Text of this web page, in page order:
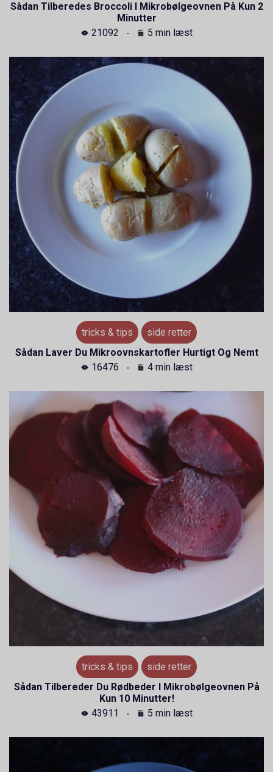
Sådan Tilberedes Broccoli I Mikrobølgeovnen På Kun 2
Minutter
21092
5 min læst
tricks & tips
side retter
Sådan Laver Du Mikroovnskartofler Hurtigt Og Nemt
16476
4 min læst
tricks & tips
side retter
Sådan Tilbereder Du Rødbeder I Mikrobølgeovnen På
Kun 10 Minutter!
43911
5 min læst